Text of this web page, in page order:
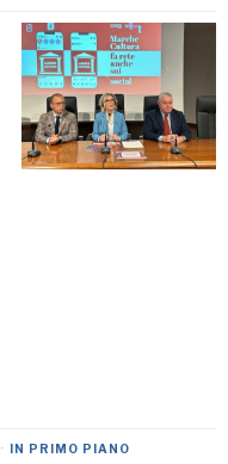
· IN PRIMO PIANO